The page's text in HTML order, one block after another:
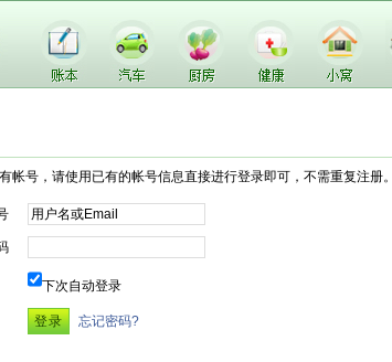
帐号，请使用已有的帐号信息直接进行登录即可，不需重复注册。
下次自动登录
忘记密码?